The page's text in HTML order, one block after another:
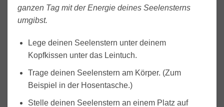
ganzen Tag mit der Energie deines Seelensterns
umgibst.
Lege deinen Seelenstern unter deinem
Kopfkissen unter das Leintuch.
Trage deinen Seelenstern am Körper. (Zum
Beispiel in der Hosentasche.)
Stelle deinen Seelenstern an einem Platz auf